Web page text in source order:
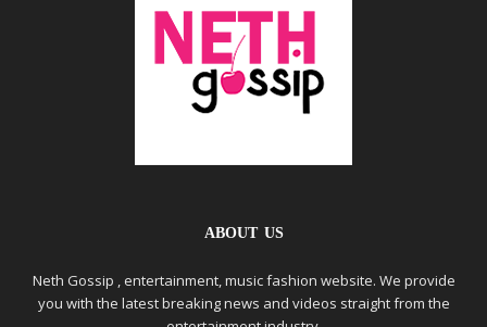
ABOUT US
Neth Gossip , entertainment, music fashion website. We provide
you with the latest breaking news and videos straight from the